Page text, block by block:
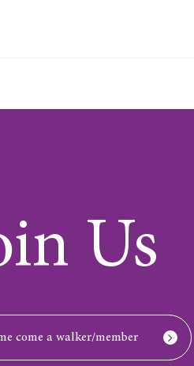
Us
come a walker/member